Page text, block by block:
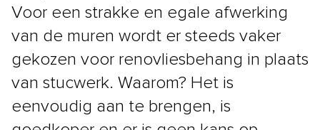
Voor een strakke en egale afwerking
van de muren wordt er steeds vaker
gekozen voor renovliesbehang in plaats
van stucwerk. Waarom? Het is
eenvoudig aan te brengen, is